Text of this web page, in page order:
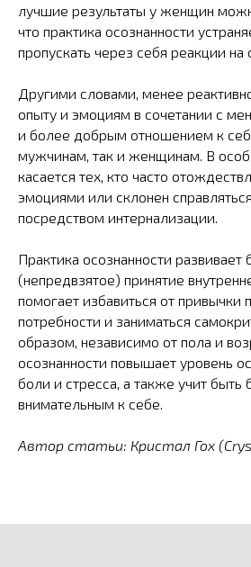
лучшие результаты у женщин
что практика осознанности
пропускать через себя реакции на
Другими словами, менее
опыту и эмоциям в сочетании с
и более добрым отношением к
мужчинам, так и женщинам. В
касается тех, кто часто
эмоциями или склонен
посредством интернализации.
Практика осознанности развивает
(непредвзятое) принятие
помогает избавиться от привычки
потребности и заниматься
образом, независимо от пола и
осознанности повышает уровень
боли и стресса, а также учит быть
внимательным к себе.
Автор статьи: Кристал Гох